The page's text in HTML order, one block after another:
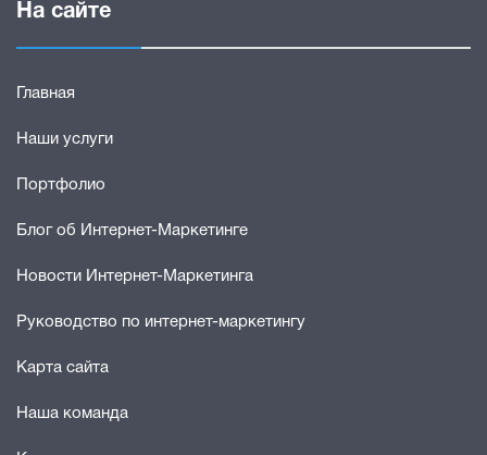
На сайте
Главная
Наши услуги
Портфолио
Блог об Интернет-Маркетинге
Новости Интернет-Маркетинга
Руководство по интернет-маркетингу
Карта сайта
Наша команда